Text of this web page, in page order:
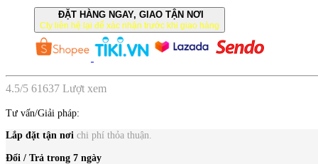
ĐẶT HÀNG NGAY, GIAO TẬN NƠI
Cty liên hệ lại để xác nhận trước khi giao hàng
4.5/5 61637 Lượt xem
Tư vấn/Giải pháp:
Lắp đặt tận nơi chi phí thỏa thuận.
Đổi / Trả trong 7 ngày